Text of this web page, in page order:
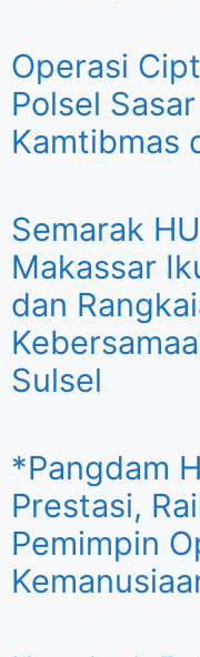
Operasi
Polsel
Kamtibmas
Semarak
Makassar
dan
Sulsel
*Pangdam
Prestasi,
Pemimpin